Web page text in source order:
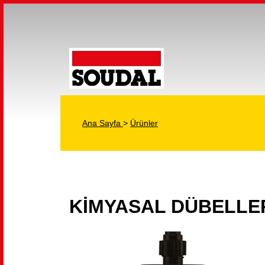
Ana Sayfa > Ürünler
KİMYASAL